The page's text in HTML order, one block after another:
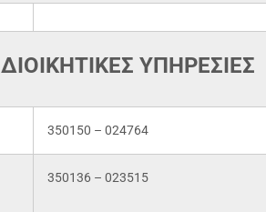
ΔΙΟΙΚΗΤΙΚΕΣ ΥΠΗΡΕΣΙΕΣ
350150 – 024764
350136 – 023515